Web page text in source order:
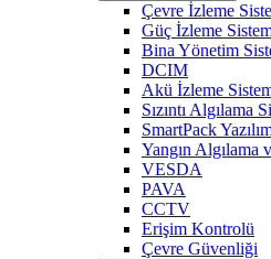
Çevre İzleme
Güç İzleme
Bina Yönetim
DCIM
Akü İzleme
Sızıntı Algılama
SmartPack
Yangın Algılama
VESDA
PAVA
CCTV
Erişim Kontrolü
Çevre Güvenliği